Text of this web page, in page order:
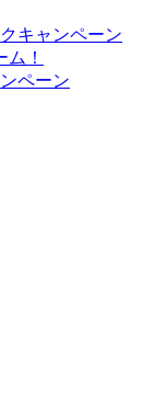
キャンペーン
！
ペーン